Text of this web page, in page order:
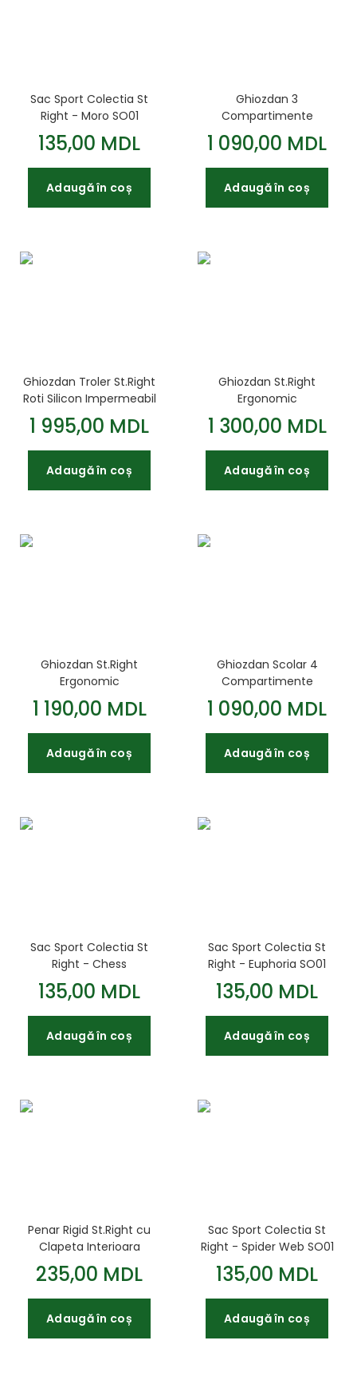
Sac Sport Colectia St
Right - Moro SO01
43x34cm
135,00 MDL
Adaugă în coș
Ghiozdan 3
Compartimente
St.Majewski
Impermeabil Elemente
Reflectorizante
1 090,00 MDL
Adaugă în coș
Ghiozdan Troler St.Right
Roti Silicon Impermeabil
Colectia ChessBoard
Crush TB01
44x32x25cm
1 995,00 MDL
Adaugă în coș
Ghiozdan St.Right
Ergonomic
Impermeabil Colectia -
Holo Impression BP01
43x32x21cm
1 300,00 MDL
Adaugă în coș
Ghiozdan St.Right
Ergonomic
Impermeabil Colectia -
Pixel Cubes BP04
43x32x20cm
1 190,00 MDL
Adaugă în coș
Ghiozdan Scolar 4
Compartimente
Ergonomic
Impermeabil Colectia
St.Right - VR Gamer
BP58 40x28x18
1 090,00 MDL
Adaugă în coș
Sac Sport Colectia St
Right - Chess
Butterflies SO01
43x34cm
135,00 MDL
Adaugă în coș
Sac Sport Colectia St
Right - Euphoria SO01
43x34cm
135,00 MDL
Adaugă în coș
Penar Rigid St.Right cu
Clapeta Interioara
Colectia - Colour Pads
PC01 23x9 5x6cm
235,00 MDL
Adaugă în coș
Sac Sport Colectia St
Right - Spider Web SO01
43x34cm
135,00 MDL
Adaugă în coș